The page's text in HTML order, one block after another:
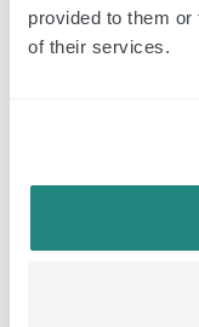
provided to them
of their services.
Czas pracy baterii w